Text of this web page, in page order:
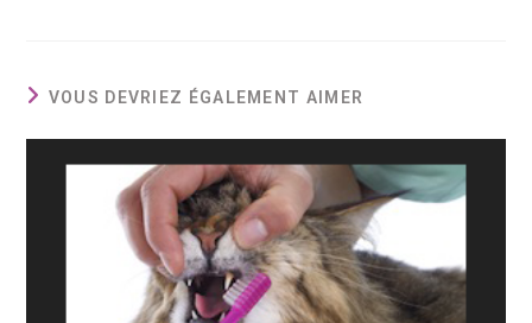
VOUS DEVRIEZ ÉGALEMENT AIMER